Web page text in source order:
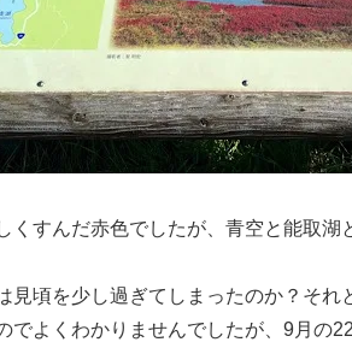
くすんだ赤色でしたが、青空と能取
見頃を少し過ぎてしまったのか？それ
でよくわかりませんでしたが、9月の